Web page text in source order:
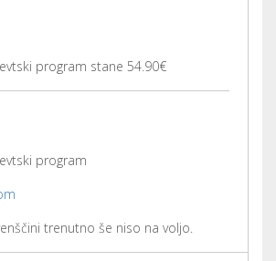
program stane 54.90€
program
trenutno še niso na voljo.